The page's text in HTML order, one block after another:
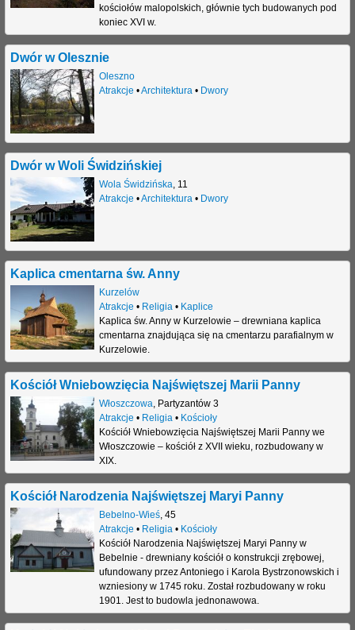
kościołów malopolskich, głównie tych budowanych pod
koniec XVI w.
Dwór w Olesznie
Oleszno
Atrakcje •Architektura • Dwory
Dwór w Woli Świdzińskiej
Wola Świdzińska 11
Atrakcje •Architektura • Dwory
Kaplica cmentarna św. Anny
Kurzelów
Atrakcje • Religia • Kaplice
Kaplica św. Anny w Kurzelowie – drewniana kaplica
cmentarna znajdująca się na cmentarzu parafialnym w
Kurzelowie.
Kościół Wniebowzięcia Najświętszej Marii Panny
Włoszczowa Partyzantów 3
Atrakcje • Religia • Kościoły
Kościół Wniebowzięcia Najświętszej Marii Panny we
Włoszczowie – kościół z XVII wieku, rozbudowany w
XIX.
Kościół Narodzenia Najświętszej Maryi Panny
Bebelno-Wieś, 45
Atrakcje • Religia • Kościoły
Kościół Narodzenia Najświętszej Maryi Panny w
Bebelnie - drewniany kościół o konstrukcji zrębowej,
ufundowany przez Antoniego i Karola Bystrzonowskich i
wzniesiony w 1745 roku. Został rozbudowany w roku
1901. Jest to budowla jednonawowa.